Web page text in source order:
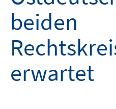
beiden
erwartet